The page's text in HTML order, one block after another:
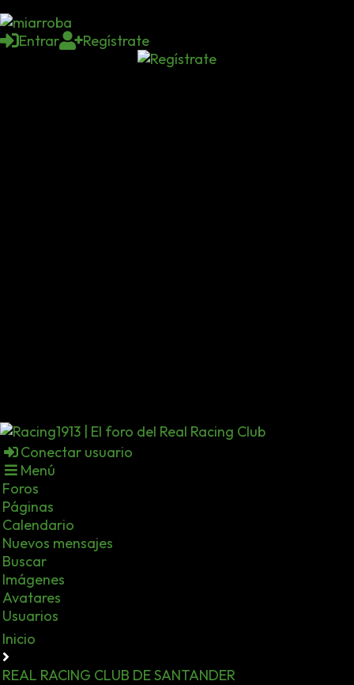
Entrar Regístrate
Conectar usuario
Menú
Foros
Páginas
Calendario
Nuevos mensajes
Buscar
Imágenes
Avatares
Usuarios
Inicio
REAL RACING CLUB DE SANTANDER